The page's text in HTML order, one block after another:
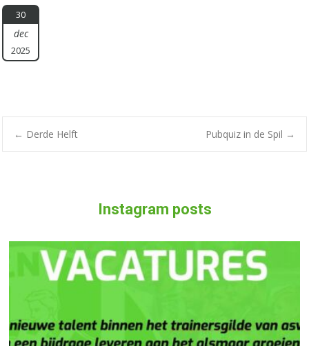
30
dec
2025
Bericht
← Derde Helft Pubquiz in de Spil →
Instagram posts